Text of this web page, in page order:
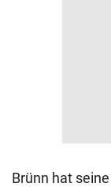
Brünn hat